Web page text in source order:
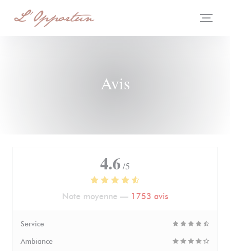
Avis
4.6 /5
Note moyenne — 1753 avis
Service
Ambiance